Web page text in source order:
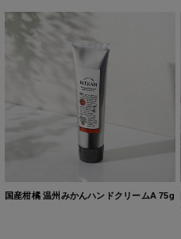
国産柑橘 温州みかんハンドクリームA 75g